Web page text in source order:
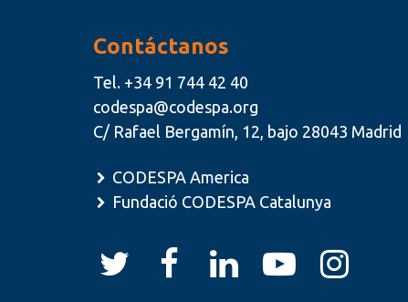
Contáctanos
Tel. +34 91 744 42 40
codespa@codespa.org
C/ Rafael Bergamín, 12, bajo 28043 Madrid
CODESPA America
Fundació CODESPA Catalunya